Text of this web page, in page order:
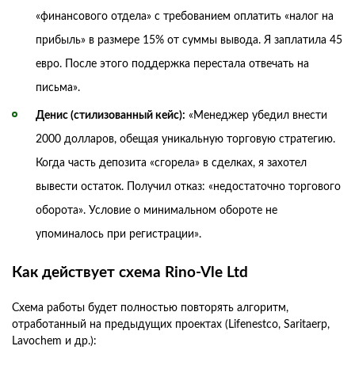
«финансового отдела» с требованием оплатить «налог на
прибыль» в размере 15% от суммы вывода. Я заплатила 45
евро. После этого поддержка перестала отвечать на
письма».
Денис (стилизованный кейс): «Менеджер убедил внести
2000 долларов, обещая уникальную торговую стратегию.
Когда часть депозита «сгорела» в сделках, я захотел
вывести остаток. Получил отказ: «недостаточно торгового
оборота». Условие о минимальном обороте не
упоминалось при регистрации».
Как действует схема Rino-Vle Ltd
Схема работы будет полностью повторять алгоритм,
отработанный на предыдущих проектах (Lifenestco, Saritaerp,
Lavochem и др.):